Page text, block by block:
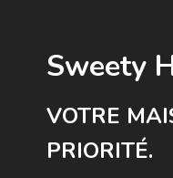
Sweety
VOTRE
PRIORITÉ.